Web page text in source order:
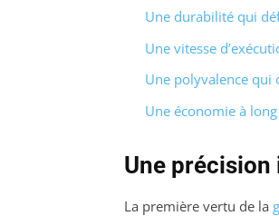
Une durabilité qui
Une vitesse
Une polyvalence qui
Une économie à
Une précision
La première vertu de la